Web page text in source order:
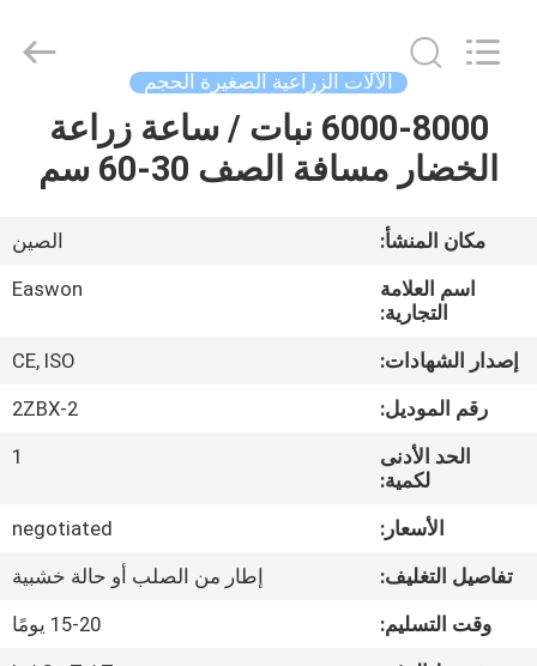
منزل،
بيت
منتجات
معلومات
عنا
جولة
المعمل
مراقبة
الجودة
Reserved.
الآلات الزراعية الصغيرة الحجم
6000-8000 نبات / ساعة زراعة
الخضار مسافة الصف 30-60 سم
مكان المنشأ:
الصين
اسم العلامة
التجارية:
Easwon
إصدار الشهادات:
CE, ISO
رقم الموديل:
2ZBX-2
الحد الأدنى
لكمية:
1
الأسعار:
negotiated
تفاصيل التغليف:
إطار من الصلب أو حالة خشبية
وقت التسليم:
15-20 يومًا